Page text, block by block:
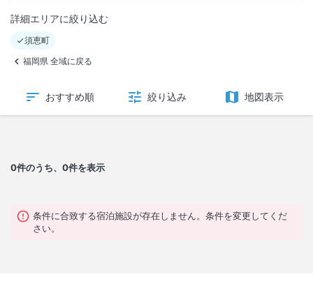
詳細エリアに絞り込む
須恵町
福岡県 全域に戻る
おすすめ順 絞り込み 地図表示
0件のうち、0件を表示
条件に合致する宿泊施設が存在しません。条件を変更してくだ
さい。